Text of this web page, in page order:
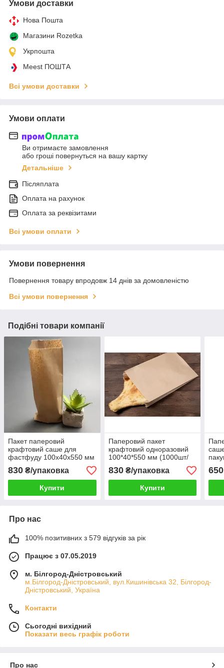
Умови доставки
Нова Пошта
Магазини Rozetka
Укрпошта
Meest ПОШТА
Всі умови доставки
Умови оплати
Ви отримаєте замовлення
або гроші повернуться на вашу картку
Детальніше
Післяплата
Оплата на рахунок
Оплата за реквізитами
Всі умови оплати
Умови повернення
Повернення товару впродовж 14 днів за домовленістю
Всі умови повернення
Подібні товари компанії
Пакет паперовий
крафтовий саше для
фастфуду 100х40х550 мм
(1000шт/упаковка)
830 ₴/упаковка
Купити
Паперовий пакет
крафтовий одноразовий
100*40*550 мм (1000шт/
упаковка), пакети з крафт
паперу
830₴/упаковка
Купити
650
Про нас
100% позитивних з 579 відгуків за рік
Працює з 07.05.2019
м. Білгород-Дністровський
м.Білгород-Дністровський, вул.Кишинівська 32, Білгород-
Дністровський, Україна
Контакти
Сьогодні вихідний
Показати весь графік роботи
Про нас